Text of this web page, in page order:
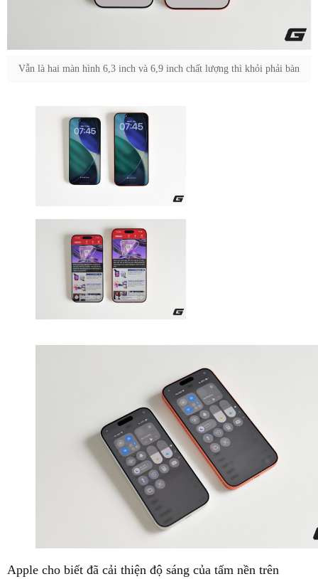
Vẫn là hai màn hình 6,3 inch và 6,9 inch chất lượng thì khỏi phải bàn
Apple cho biết đã cải thiện độ sáng của tấm nền trên